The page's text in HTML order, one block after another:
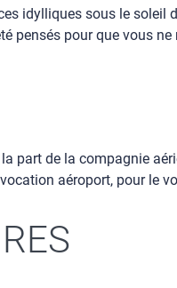
idylliques sous le
pour que vous
part de la compagnie
aéroport, pour le